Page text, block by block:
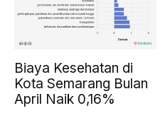
Biaya Kesehatan di
Kota Semarang Bulan
April Naik 0,16%